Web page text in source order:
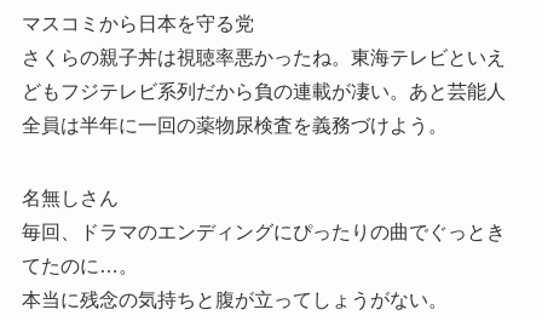
マスコミから日本を守る党
さくらの親子丼は視聴率悪かったね。東海テレビといえ
どもフジテレビ系列だから負の連載が凄い。あと芸能人
全員は半年に一回の薬物尿検査を義務づけよう。
名無しさん
毎回、ドラマのエンディングにぴったりの曲でぐっとき
てたのに…。
本当に残念の気持ちと腹が立ってしょうがない。